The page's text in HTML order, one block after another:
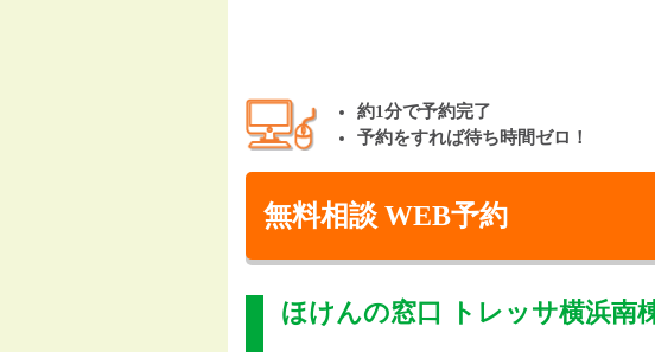
約1分で予約完了
予約をすれば待ち時間ゼロ！
無料相談 WEB予約
ほけんの窓口 トレッサ横浜南